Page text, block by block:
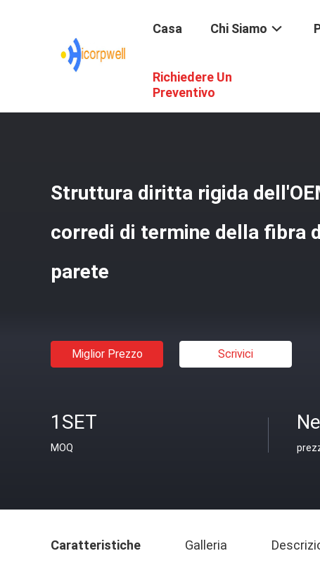
Casa Chi Siamo
Richiedere Un
Preventivo
Corredi Di Termine Della Fibra
Struttura diritta rigida
corredi di termine della fibra
parete
Miglior Prezzo Scrivici
1SET
MOQ
Caratteristiche Galleria